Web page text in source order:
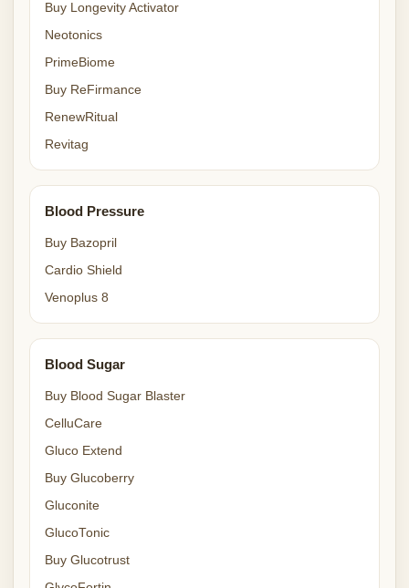
Buy Longevity Activator
Neotonics
PrimeBiome
Buy ReFirmance
RenewRitual
Revitag
Blood Pressure
Buy Bazopril
Cardio Shield
Venoplus 8
Blood Sugar
Buy Blood Sugar Blaster
CelluCare
Gluco Extend
Buy Glucoberry
Gluconite
GlucoTonic
Buy Glucotrust